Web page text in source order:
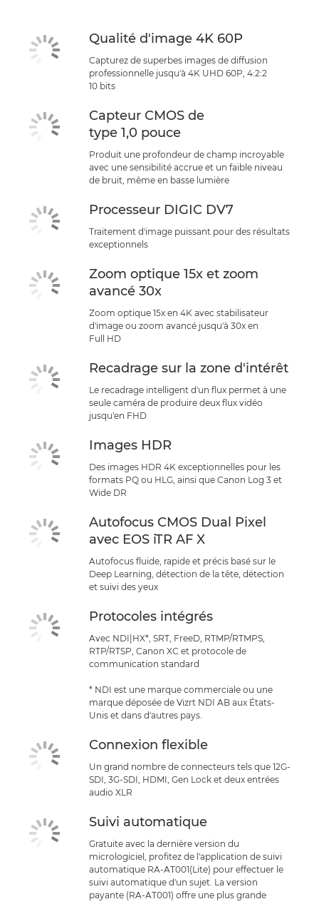
Qualité d'image 4K 60P
Capturez de superbes images de diffusion
professionnelle jusqu'à 4K UHD 60P, 4:2:2
10 bits
Capteur CMOS de
type 1,0 pouce
Produit une profondeur de champ incroyable
avec une sensibilité accrue et un faible niveau
de bruit, même en basse lumière
Processeur DIGIC DV7
Traitement d'image puissant pour des résultats
exceptionnels
Zoom optique 15x et zoom
avancé 30x
Zoom optique 15x en 4K avec stabilisateur
d'image ou zoom avancé jusqu'à 30x en
Full HD
Recadrage sur la zone d'intérêt
Le recadrage intelligent d'un flux permet à une
seule caméra de produire deux flux vidéo
jusqu'en FHD
Images HDR
Des images HDR 4K exceptionnelles pour les
formats PQ ou HLG, ainsi que Canon Log 3 et
Wide DR
Autofocus CMOS Dual Pixel
avec EOS iTR AF X
Autofocus fluide, rapide et précis basé sur le
Deep Learning, détection de la tête, détection
et suivi des yeux
Protocoles intégrés
Avec NDI|HX*, SRT, FreeD, RTMP/RTMPS,
RTP/RTSP, Canon XC et protocole de
communication standard
* NDI est une marque commerciale ou une
marque déposée de Vizrt NDI AB aux États-
Unis et dans d'autres pays.
Connexion flexible
Un grand nombre de connecteurs tels que 12G-
SDI, 3G-SDI, HDMI, Gen Lock et deux entrées
audio XLR
Suivi automatique
Gratuite avec la dernière version du
micrologiciel, profitez de l'application de suivi
automatique RA-AT001(Lite) pour effectuer le
suivi automatique d'un sujet. La version
payante (RA-AT001) offre une plus grande